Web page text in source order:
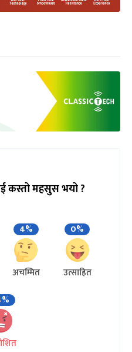
कस्तो महसुस भयो ?
4%
अचम्मित
0%
उत्साहित